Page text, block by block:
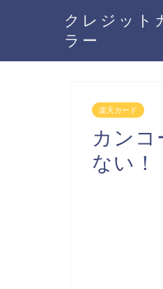
クレジット
ラー
楽天カード
カンコ
ない！